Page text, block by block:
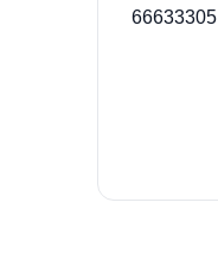
كراج تصليح انفوي الكويت 66633305